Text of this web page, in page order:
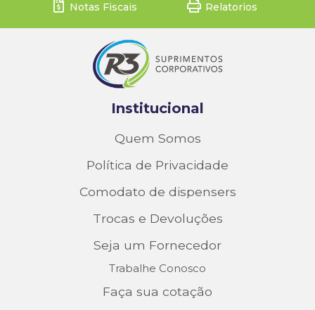
Notas Fiscais Relatorios
Institucional
Quem Somos
Política de Privacidade
Comodato de dispensers
Trocas e Devoluções
Seja um Fornecedor
Trabalhe Conosco
Faça sua cotação